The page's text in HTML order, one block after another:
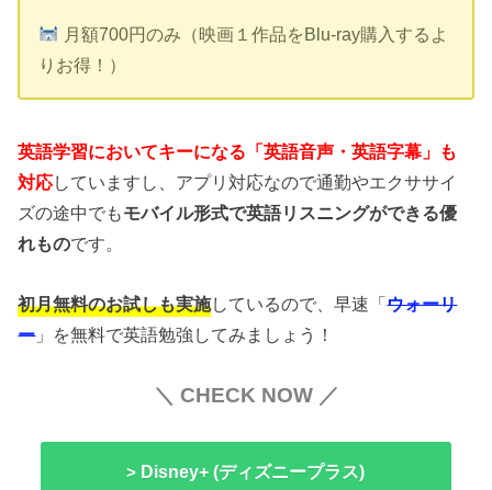
月額700円のみ（映画１作品をBlu-ray購入するよ
りお得！）
英語学習においてキーになる「英語音声・英語字幕」も
対応していますし、アプリ対応なので通勤やエクササイ
ズの途中でもモバイル形式で英語リスニングができる優
れものです。
初月無料のお試しも実施しているので、早速「ウォーリ
ー」を無料で英語勉強してみましょう！
＼ CHECK NOW ／
> Disney+ (ディズニープラス)